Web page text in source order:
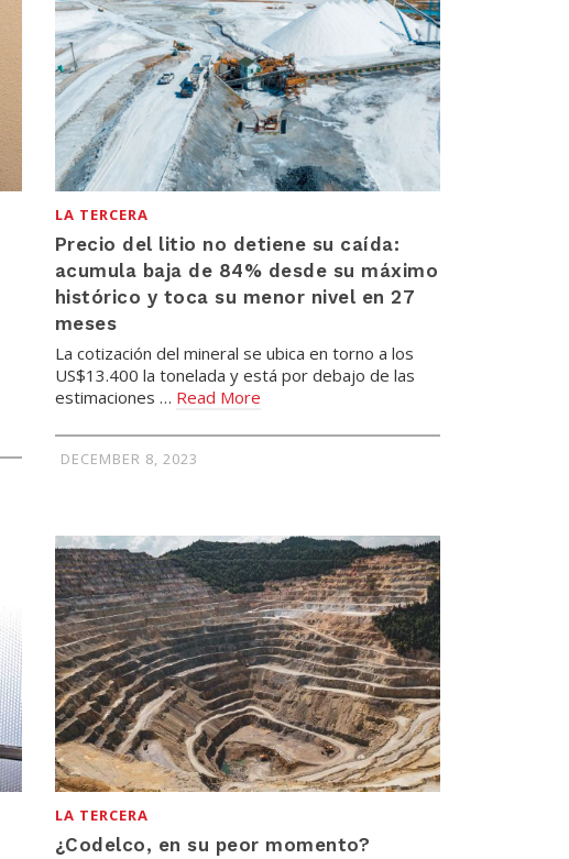
LA TERCERA
Precio del litio no detiene su caída:
acumula baja de 84% desde su máximo
histórico y toca su menor nivel en 27
meses
La cotización del mineral se ubica en torno a los
US$13.400 la tonelada y está por debajo de las
estimaciones … Read More
DECEMBER 8, 2023
LA TERCERA
¿Codelco, en su peor momento?